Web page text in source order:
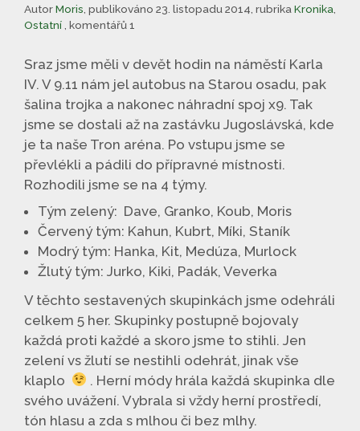
AutorMoris publikováno 23. listopadu 2014 rubrika Kronika
Ostatní , komentářů 1
Sraz jsme měli v devět hodin na náměstí Karla
IV. V 9.11 nám jel autobus na Starou osadu, pak
šalina trojka a nakonec náhradní spoj x9. Tak
jsme se dostali až na zastávku Jugoslávská, kde
je ta naše Tron aréna. Po vstupu jsme se
převlékli a pádili do přípravné místnosti.
Rozhodili jsme se na 4 týmy.
Tým zelený: Dave, Granko, Koub, Moris
Červený tým: Kahun, Kubrt, Míki, Staník
Modrý tým: Hanka, Kit, Medúza, Murlock
Žlutý tým: Jurko, Kiki, Padák, Veverka
V těchto sestavených skupinkách jsme odehráli
celkem 5 her. Skupinky postupně bojovaly
každá proti každé a skoro jsme to stihli. Jen
zelení vs žlutí se nestihli odehrát, jinak vše
klaplo
. Herní módy hrála každá skupinka dle
svého uvážení. Vybrala si vždy herní prostředí,
tón hlasu a zda s mlhou či bez mlhy.